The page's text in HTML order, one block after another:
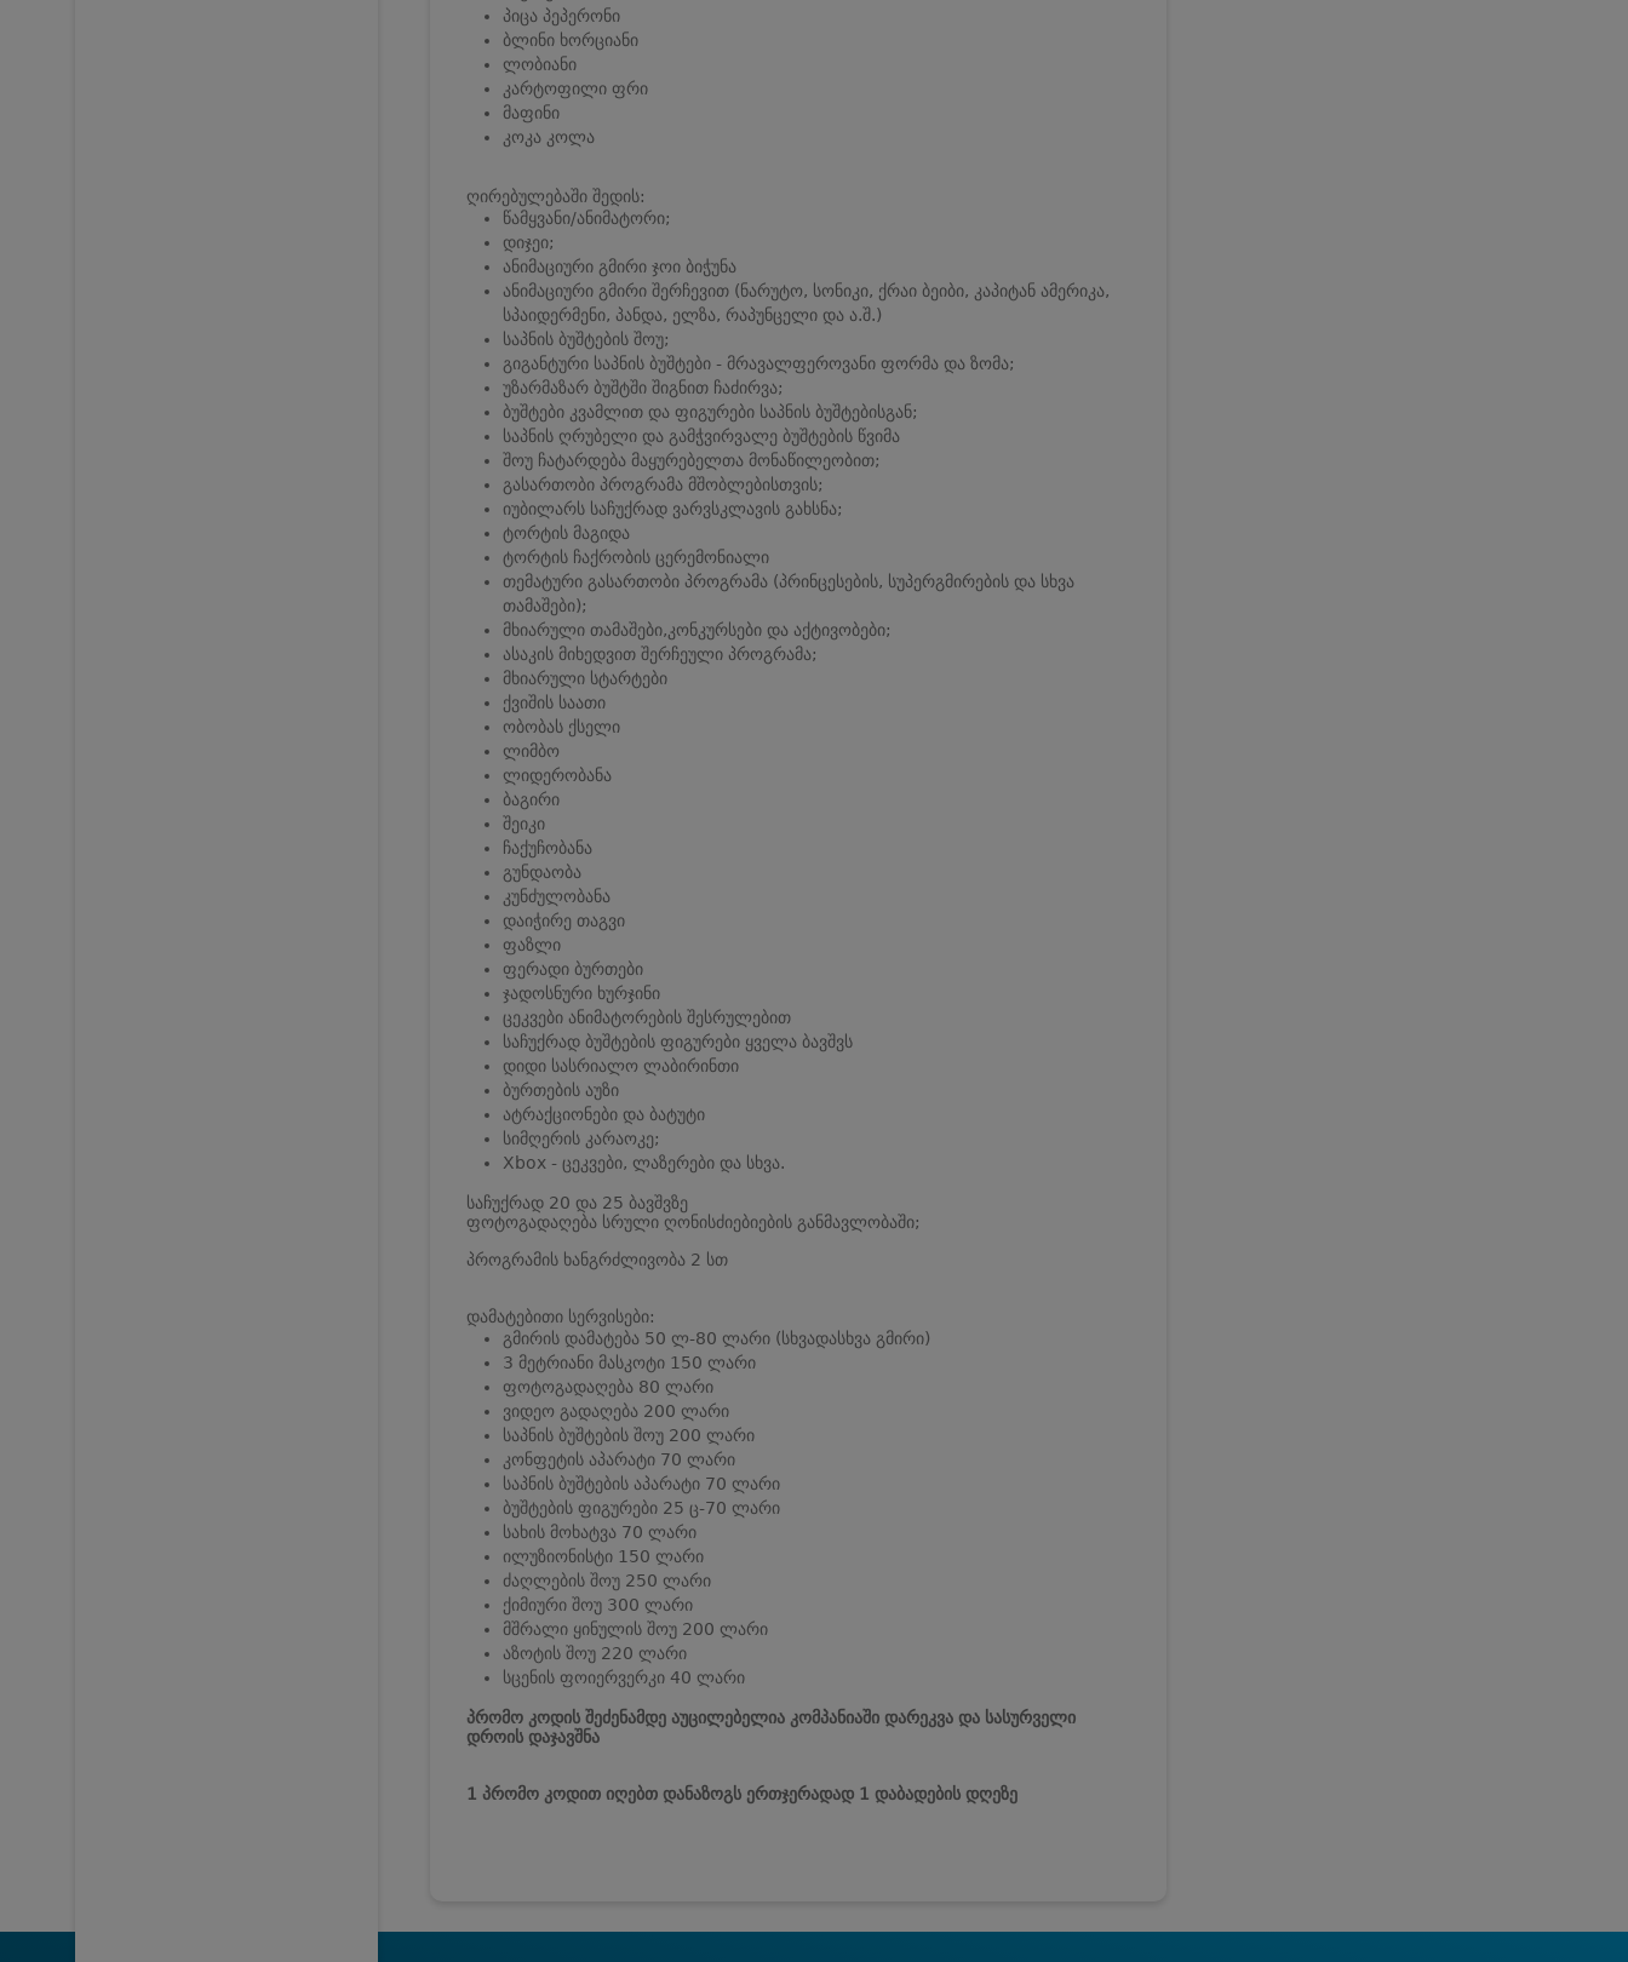
პიცა პეპერონი
ბლინი ხორციანი
ლობიანი
კარტოფილი ფრი
მაფინი
კოკა კოლა
ღირებულებაში შედის:
წამყვანი/ანიმატორი;
დიჯეი;
ანიმაციური გმირი ჯოი ბიჭუნა
ანიმაციური გმირი შერჩევით (ნარუტო, სონიკი, ქრაი ბეიბი, კაპიტან ამერიკა,
სპაიდერმენი, პანდა, ელზა, რაპუნცელი და ა.შ.)
საპნის ბუშტების შოუ;
გიგანტური საპნის ბუშტები - მრავალფეროვანი ფორმა და ზომა;
უზარმაზარ ბუშტში შიგნით ჩაძირვა;
ბუშტები კვამლით და ფიგურები საპნის ბუშტებისგან;
საპნის ღრუბელი და გამჭვირვალე ბუშტების წვიმა
შოუ ჩატარდება მაყურებელთა მონაწილეობით;
გასართობი პროგრამა მშობლებისთვის;
იუბილარს საჩუქრად ვარვსკლავის გახსნა;
ტორტის მაგიდა
ტორტის ჩაქრობის ცერემონიალი
თემატური გასართობი პროგრამა (პრინცესების, სუპერგმირების და სხვა
თამაშები);
მხიარული თამაშები,კონკურსები და აქტივობები;
ასაკის მიხედვით შერჩეული პროგრამა;
მხიარული სტარტები
ქვიშის საათი
ობობას ქსელი
ლიმბო
ლიდერობანა
ბაგირი
შეიკი
ჩაქუჩობანა
გუნდაობა
კუნძულობანა
დაიჭირე თაგვი
ფაზლი
ფერადი ბურთები
ჯადოსნური ხურჯინი
ცეკვები ანიმატორების შესრულებით
საჩუქრად ბუშტების ფიგურები ყველა ბავშვს
დიდი სასრიალო ლაბირინთი
ბურთების აუზი
ატრაქციონები და ბატუტი
სიმღერის კარაოკე;
Xbox - ცეკვები, ლაზერები და სხვა.
საჩუქრად 20 და 25 ბავშვზე
ფოტოგადაღება სრული ღონისძიებიების განმავლობაში;
პროგრამის ხანგრძლივობა 2 სთ
დამატებითი სერვისები:
გმირის დამატება 50 ლ-80 ლარი (სხვადასხვა გმირი)
3 მეტრიანი მასკოტი 150 ლარი
ფოტოგადაღება 80 ლარი
ვიდეო გადაღება 200 ლარი
საპნის ბუშტების შოუ 200 ლარი
კონფეტის აპარატი 70 ლარი
საპნის ბუშტების აპარატი 70 ლარი
ბუშტების ფიგურები 25 ც-70 ლარი
სახის მოხატვა 70 ლარი
ილუზიონისტი 150 ლარი
ძაღლების შოუ 250 ლარი
ქიმიური შოუ 300 ლარი
მშრალი ყინულის შოუ 200 ლარი
აზოტის შოუ 220 ლარი
სცენის ფოიერვერკი 40 ლარი
პრომო კოდის შეძენამდე აუცილებელია კომპანიაში დარეკვა და სასურველი
დროის დაჯავშნა
1 პრომო კოდით იღებთ დანაზოგს ერთჯერადად 1 დაბადების დღეზე